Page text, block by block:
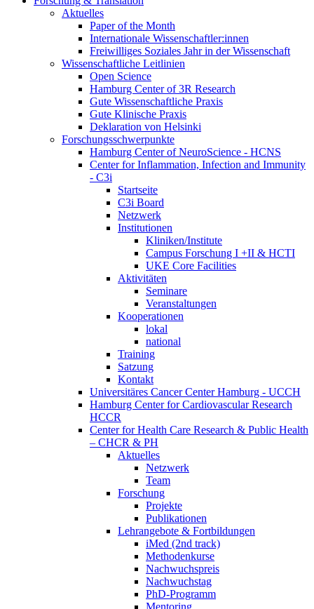
Aktuelles
Paper of the Month
Internationale Wissenschaftler:innen
Freiwilliges Soziales Jahr in der Wissenschaft
Wissenschaftliche Leitlinien
Open Science
Hamburg Center of 3R Research
Gute Wissenschaftliche Praxis
Gute Klinische Praxis
Deklaration von Helsinki
Forschungsschwerpunkte
Hamburg Center of NeuroScience - HCNS
Center for Inflammation, Infection and Immunity
- C3i
Startseite
C3i Board
Netzwerk
Institutionen
Kliniken/Institute
Campus Forschung I +II & HCTI
UKE Core Facilities
Aktivitäten
Seminare
Veranstaltungen
Kooperationen
lokal
national
Training
Satzung
Kontakt
Universitäres Cancer Center Hamburg - UCCH
Hamburg Center for Cardiovascular Research
HCCR
Center for Health Care Research & Public Health
– CHCR & PH
Aktuelles
Netzwerk
Team
Forschung
Projekte
Publikationen
Lehrangebote & Fortbildungen
iMed (2nd track)
Methodenkurse
Nachwuchspreis
Nachwuchstag
PhD-Programm
Mentoring